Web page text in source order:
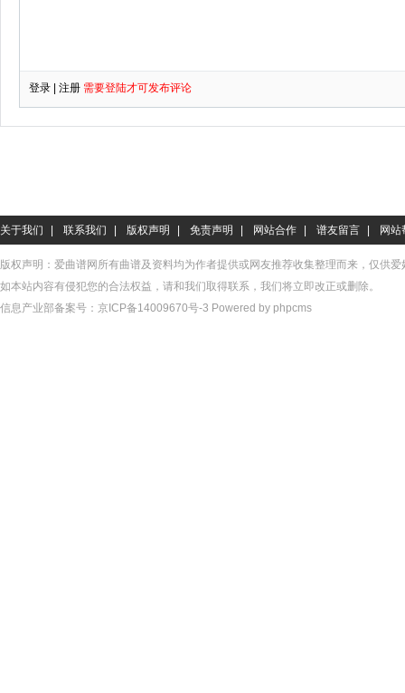
关于我们 联系我们 版权声明 免责声明 网站合作 谱友留言 网站
版权声明：爱曲谱网所有曲谱及资料均为作者提供或网友推荐收集整理而来，仅供
如本站内容有侵犯您的合法权益，请和我们取得联系，我们将立即改正或删除。
信息产业部备案号： 京ICP备14009670号-3 Powered by phpcms